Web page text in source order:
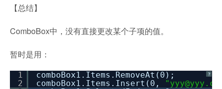
【总结】
ComboBox中，没有直接更改某个子项的值。
暂时是用：
?
1
2
comboBox1.Items.RemoveAt(0);
comboBox1.Items.Insert(0,